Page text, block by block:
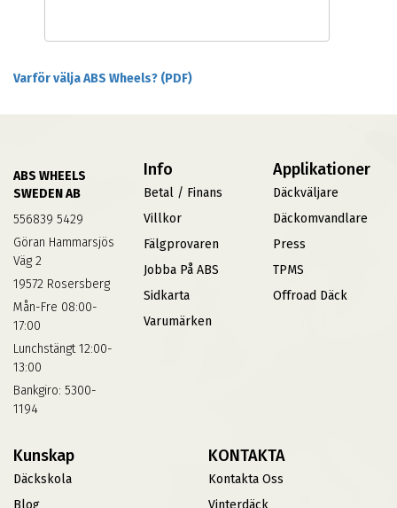
Varför välja ABS Wheels? (PDF)
ABS WHEELS
SWEDEN AB
556839 5429
Göran Hammarsjös
Väg 2
19572 Rosersberg
Mån-Fre 08:00-
17:00
Lunchstängt 12:00-
13:00
Bankgiro: 5300-
1194
Info
Betal / Finans
Villkor
Fälgprovaren
Jobba På ABS
Sidkarta
Varumärken
Applikationer
Däckväljare
Däckomvandlare
Press
TPMS
Offroad Däck
Kunskap
Däckskola
Blog
KONTAKTA
Kontakta Oss
Vinterdäck